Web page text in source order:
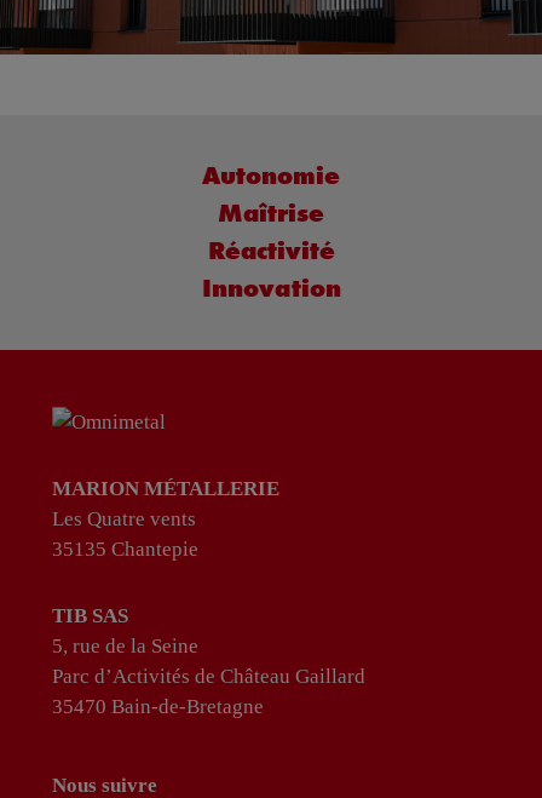
Autonomie
Maîtrise
Réactivité
Innovation
MARION MÉTALLERIE
Les Quatre vents
35135 Chantepie
TIB SAS
5, rue de la Seine
Parc d’Activités de Château Gaillard
35470 Bain-de-Bretagne
Nous suivre